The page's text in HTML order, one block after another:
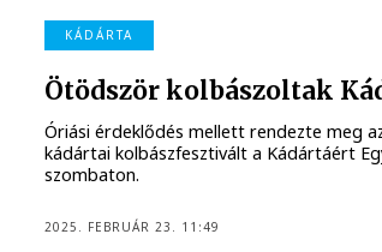
KÁDÁRTA
Ötödször kolbászoltak
Óriási érdeklődés mellett rendezte meg
kádártai kolbászfesztivált a Kádártáért
szombaton.
2025. FEBRUÁR 23. 11:49